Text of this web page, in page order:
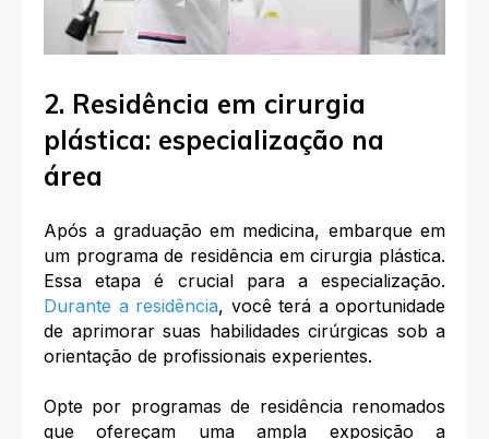
2. Residência em cirurgia
plástica: especialização na
área
Após a graduação em medicina, embarque em
um programa de residência em cirurgia plástica.
Essa etapa é crucial para a especialização.
Durante a residência, você terá a oportunidade
de aprimorar suas habilidades cirúrgicas sob a
orientação de profissionais experientes.
Opte por programas de residência renomados
que ofereçam uma ampla exposição a